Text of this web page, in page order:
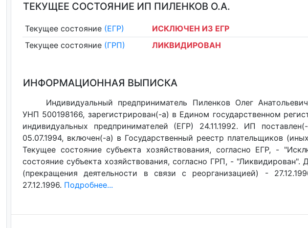
ТЕКУЩЕЕ СОСТОЯНИЕ ИП ПИЛЕНКОВ О.А.
Текущее состояние (ЕГР)
ИСКЛЮЧЕН ИЗ ЕГР
Текущее состояние (ГРП) ЛИКВИДИРОВАН
ИНФОРМАЦИОННАЯ ВЫПИСКА
Индивидуальный предприниматель Пиленков Олег
УНП 500198166, зарегистрирован(-а) в Едином государственном
индивидуальных предпринимателей (ЕГР) 24.11.1992. ИП
05.07.1994, включен(-a) в Государственный реестр плательщиков
Текущее состояние субъекта хозяйствования, согласно ЕГР, -
состояние субъекта хозяйствования, согласно ГРП, - "Ликвидирован".
(прекращения деятельности в связи с реорганизацией) -
27.12.1996. Подробнее...